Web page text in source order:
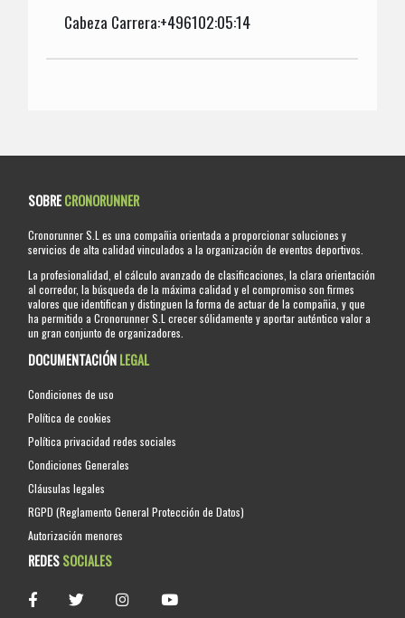
Cabeza Carrera:+496102:05:14
SOBRECRONORUNNER
Cronorunner S.L es una compañia orientada a proporcionar soluciones y
servicios de alta calidad vinculados a la organización de eventos deportivos.
La profesionalidad, el cálculo avanzado de clasificaciones, la clara orientación
al corredor, la búsqueda de la máxima calidad y el compromiso son firmes
valores que identifican y distinguen la forma de actuar de la compañia, y que
ha permitido a Cronorunner S.L crecer sólidamente y aportar auténtico valor a
un gran conjunto de organizadores.
DOCUMENTACIÓNLEGAL
Condiciones de uso
Política de cookies
Política privacidad redes sociales
Condiciones Generales
Cláusulas legales
RGPD (Reglamento General Protección de Datos)
Autorización menores
REDESSOCIALES